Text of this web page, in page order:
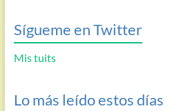
Sígueme en Twitter
Mis tuits
Lo más leído estos días